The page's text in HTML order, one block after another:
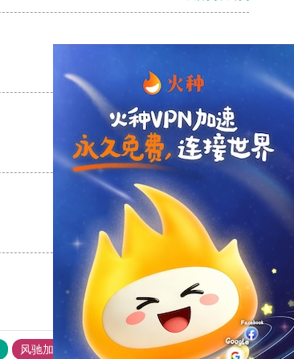
支持
支持[0] 反对[0]
支持[0] 反对[0]
风驰加速器 旋风加速器